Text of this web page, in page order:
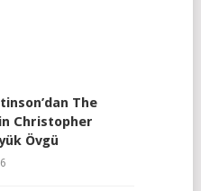
The
Christopher
Övgü